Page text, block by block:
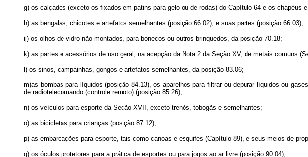
g) os calçados (exceto os fixados em patins para gelo ou de rodas) do Capítulo 64 e os
h) as bengalas, chicotes e artefatos semelhantes (posição 66.02), e suas partes (posição 66.03);
ij) os olhos de vidro não montados, para bonecos ou outros brinquedos, da posição 70.18;
k) as partes e acessórios de uso geral, na acepção da Nota 2 da Seção XV, de metais comuns
l) os sinos, campainhas, gongos e artefatos semelhantes, da posição 83.06;
m)as bombas para líquidos (posição 84.13), os aparelhos para filtrar ou depurar líquidos ou
de radiotelecomando (controle remoto) (posição 85.26);
n) os veículos para esporte da Seção XVII, exceto trenós, tobogãs e semelhantes;
o) as bicicletas para crianças (posição 87.12);
p) as embarcações para esporte, tais como canoas e esquifes (Capítulo 89), e seus meios de
q) os óculos protetores para a prática de esportes ou para jogos ao ar livre (posição 90.04);